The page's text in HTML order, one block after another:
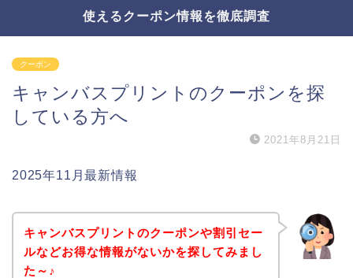
使えるクーポン情報を徹底調査
クーポン
キャンバスプリントのクーポンを探
している方へ
2021年8月21日
2025年11月最新情報
キャンバスプリントのクーポンや割引セー
ルなどお得な情報がないかを探してみまし
た～♪